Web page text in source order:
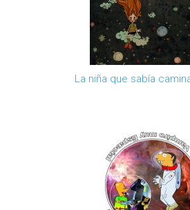
La niña que sabía